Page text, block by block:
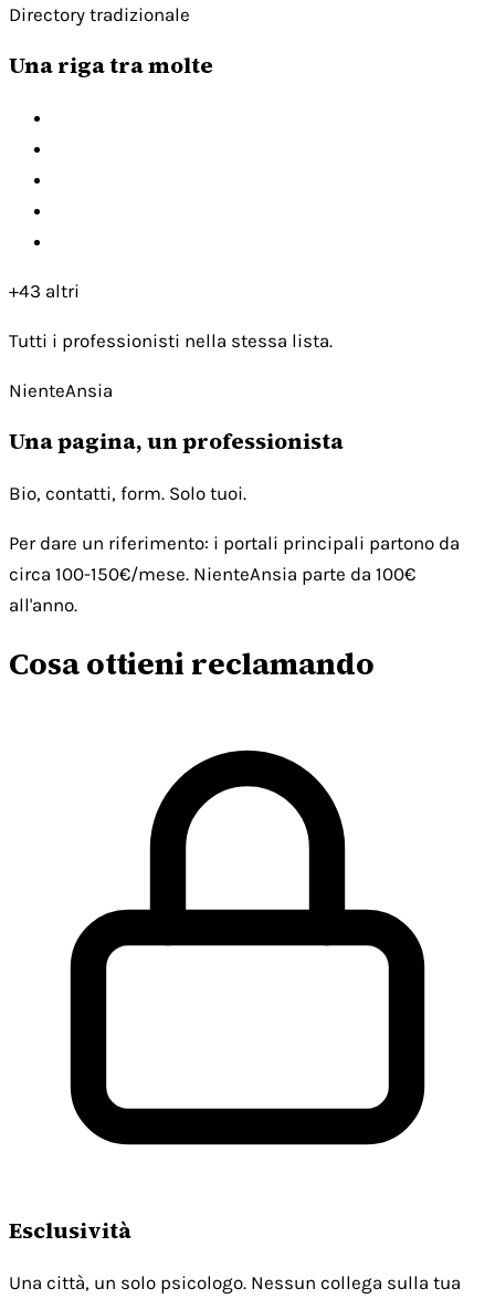
Directory tradizionale
Una riga tra molte
+43 altri
Tutti i professionisti nella stessa lista.
NienteAnsia
Una pagina, un professionista
Bio, contatti, form. Solo tuoi.
Per dare un riferimento: i portali principali partono da
circa 100-150€/mese. NienteAnsia parte da 100€
all'anno.
Cosa ottieni reclamando
Esclusività
Una città, un solo psicologo. Nessun collega sulla tua